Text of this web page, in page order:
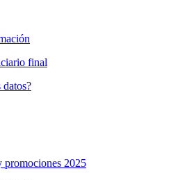
final
datos?
promociones 2025